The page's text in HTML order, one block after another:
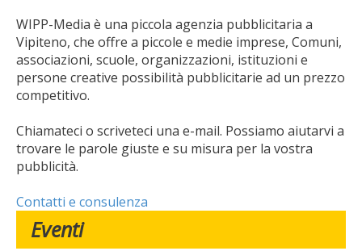
WIPP-Media è una piccola agenzia pubblicitaria a
Vipiteno, che offre a piccole e medie imprese, Comuni,
associazioni, scuole, organizzazioni, istituzioni e
persone creative possibilità pubblicitarie ad un prezzo
competitivo.
Chiamateci o scriveteci una e-mail. Possiamo aiutarvi a
trovare le parole giuste e su misura per la vostra
pubblicità.
Contatti e consulenza
Eventi